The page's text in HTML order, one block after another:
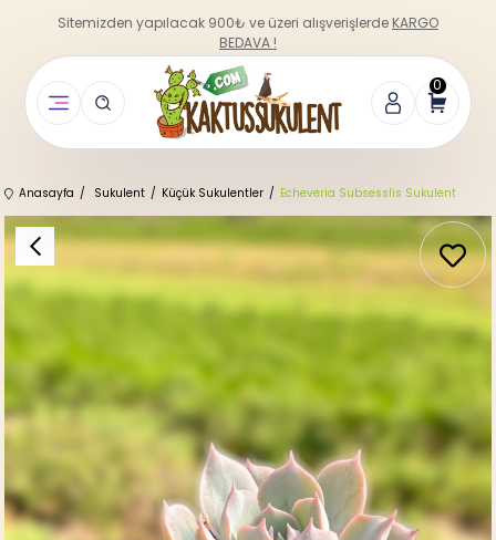
Sitemizden yapılacak 900₺ ve üzeri alışverişlerde KARGO
BEDAVA !
0
Anasayfa Sukulent Küçük Sukulentler Echeveria Subsesslis Sukulent